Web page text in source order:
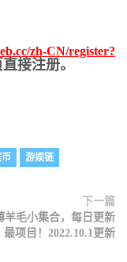
zh-CN/register?
接注册。
游娱链
下一篇
羊毛小集合，每日更新
最项目！2022.10.1更新